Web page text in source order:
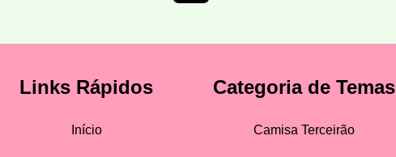
Links Rápidos
Início
Categoria de Temas
Camisa Terceirão